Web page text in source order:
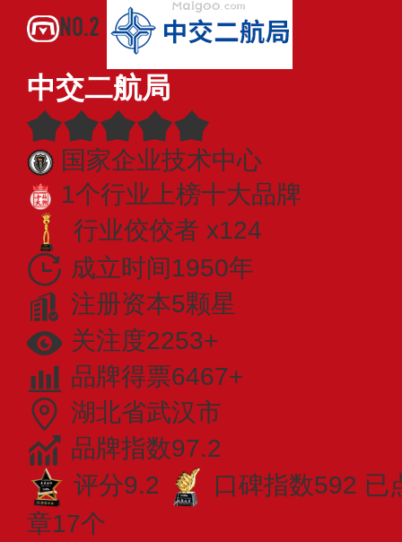
NO.2
中交二航局
国家企业技术中心
1个行业上榜十大品牌
行业佼佼者 x124
成立时间1950年
注册资本5颗星
关注度2253+
品牌得票6467+
湖北省武汉市
品牌指数97.2
评分9.2
口碑指数592 已
章17个